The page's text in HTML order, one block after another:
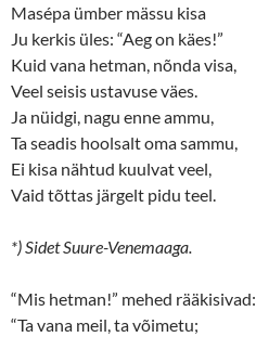
Masépa ümber mässu kisa
Ju kerkis üles: “Aeg on käes!”
Kuid vana hetman, nõnda visa,
Veel seisis ustavuse väes.
Ja nüidgi, nagu enne ammu,
Ta seadis hoolsalt oma sammu,
Ei kisa nähtud kuulvat veel,
Vaid tõttas järgelt pidu teel.
*) Sidet Suure-Venemaaga.
“Mis hetman!” mehed rääkisivad:
“Ta vana meil, ta võimetu;